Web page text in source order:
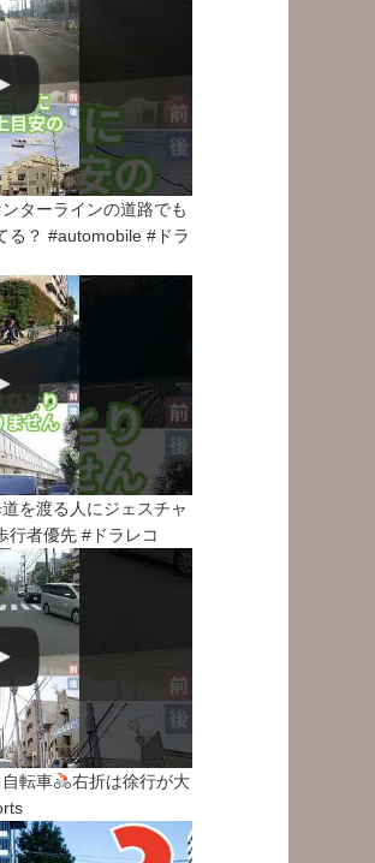
ターラインの道路でも
る？ #automobile #ドラ
を渡る人にジェスチャ
行者優先 #ドラレコ
転車
右折は徐行が大